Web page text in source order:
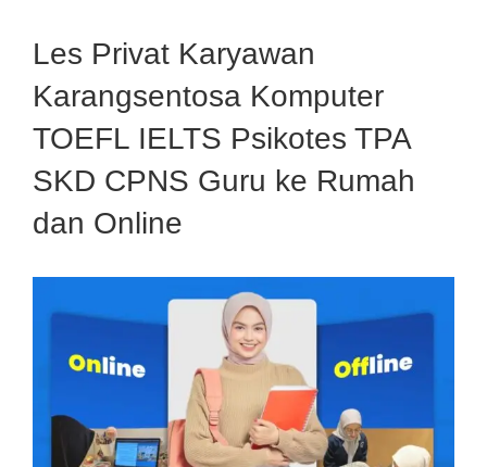
Les Privat Karyawan
Karangsentosa Komputer
TOEFL IELTS Psikotes TPA
SKD CPNS Guru ke Rumah
dan Online